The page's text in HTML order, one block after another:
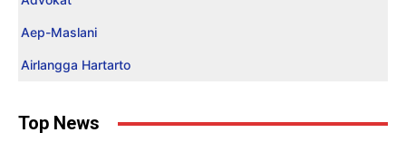
Aep-Maslani
Airlangga Hartarto
Top News